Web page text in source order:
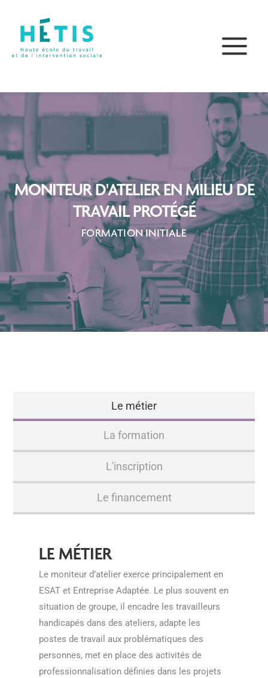
contenu
MONITEUR D'ATELIER EN MILIEU DE
TRAVAIL PROTÉGÉ
FORMATION INITIALE
Le métier
La formation
L'inscription
Le financement
LE MÉTIER
Le moniteur d’atelier exerce principalement en
ESAT et Entreprise Adaptée. Le plus souvent en
situation de groupe, il encadre les travailleurs
handicapés dans des ateliers, adapte les
postes de travail aux problématiques des
personnes, met en place des activités de
professionnalisation définies dans les projets